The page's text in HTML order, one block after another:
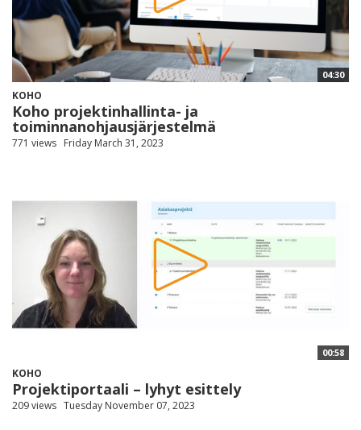
04:30
KOHO
Koho projektinhallinta- ja
toiminnanohjausjärjestelmä
771 views Friday March 31, 2023
00:58
KOHO
Projektiportaali – lyhyt esittely
209 views Tuesday November 07, 2023